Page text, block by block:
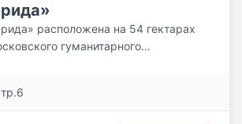
расположена на 54 гектарах
гуманитарного
владений могущественной семьи